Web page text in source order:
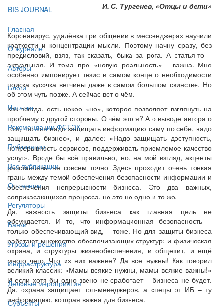
BIS JOURNAL
Главная
О журнале
Авторы
Блоги
Читалка
Рекомендации ФСТЭК
Публикации
Все публикации
О главном
Регуляторы
Банки
Угрозы и решения
Инфраструктура
Деловые мероприятия
Субъекты
И. С. Тургенев, «Отцы и дети»
Коронавирус, удалёнка при общении в мессенджерах научили
краткости и концентрации мысли. Поэтому начну сразу, без
предисловий, взяв, так сказать, быка за рога. А статья-то –
актуальная. И тема про «новую реальность» - важна. Мне
особенно импонирует тезис в самом конце о необходимости
поиска кусочка ветчины даже в самом большом свинстве. Но
об этом чуть позже. А сейчас вот о чём.
Как всегда, есть некое «но», которое позволяет взглянуть на
проблему с другой стороны. О чём это я? А о выводе автора о
том, что «не надо защищать информацию саму по себе, надо
защищать бизнес», и далее: «Надо защищать доступность,
непрерывность сервисов, поддерживать приемлемое качество
услуг». Вроде бы всё правильно, но, на мой взгляд, акценты
расставлены не совсем точно. Здесь проходит очень тонкая
грань между темой обеспечения безопасности информации и
обеспечения непрерывности бизнеса. Это два важных,
соприкасающихся процесса, но это не одно и то же.
Да, важность защиты бизнеса как главная цель не
обсуждается. И то, что информационная безопасность –
только обеспечивающий вид, – тоже. Но для защиты бизнеса
работают множество обеспечивающих структур: и физическая
охрана, и структуры жизнеобеспечения, и общепит, и ещё
много чего. Что из них важнее? Да все нужны! Как говорил
великий классик: «Мамы всякие нужны, мамы всякие важны!»
И если хотя бы одно звено не сработает – бизнеса не будет.
Да, охрана защищает топ-менеджеров, а спецы от ИБ – ту
информацию, которая важна для бизнеса.